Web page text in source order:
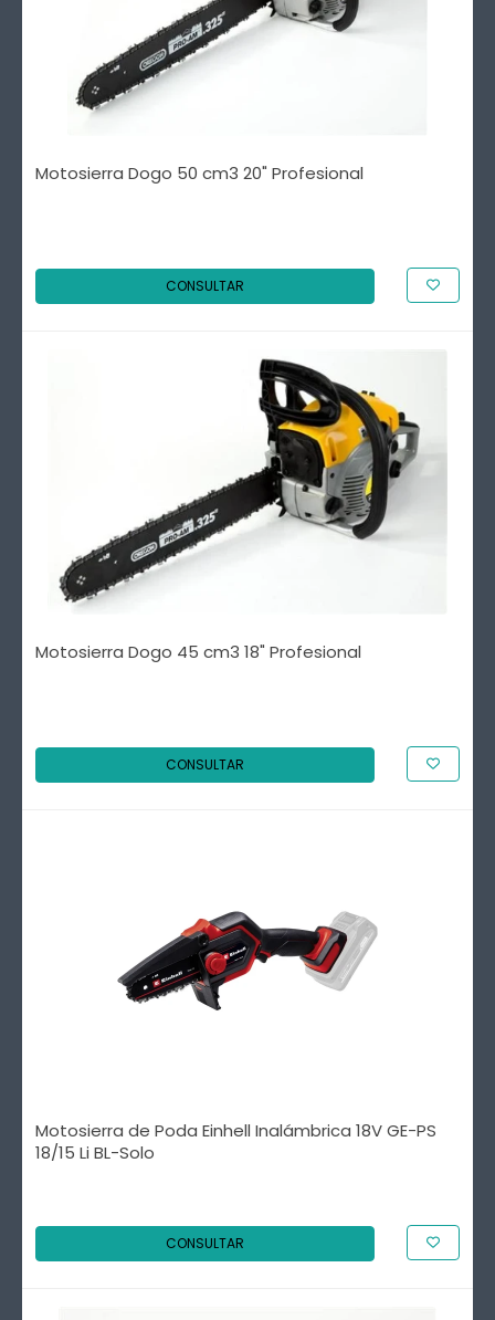
Motosierra Dogo 50 cm3 20" Profesional
CONSULTAR
Motosierra Dogo 45 cm3 18" Profesional
CONSULTAR
Motosierra de Poda Einhell Inalámbrica 18V GE-PS
18/15 Li BL-Solo
CONSULTAR